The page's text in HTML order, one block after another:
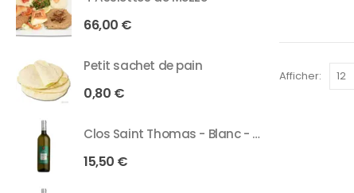
Afficher:
66,00 €
Petit sachet de pain
0,80 €
Clos Saint Thomas - Blanc - 75 Cl
15,50 €